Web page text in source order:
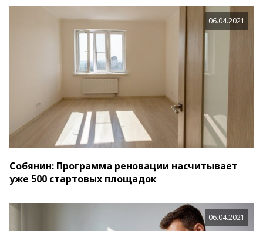
06.04.2021
Собянин: Программа реновации насчитывает
уже 500 стартовых площадок
06.04.2021